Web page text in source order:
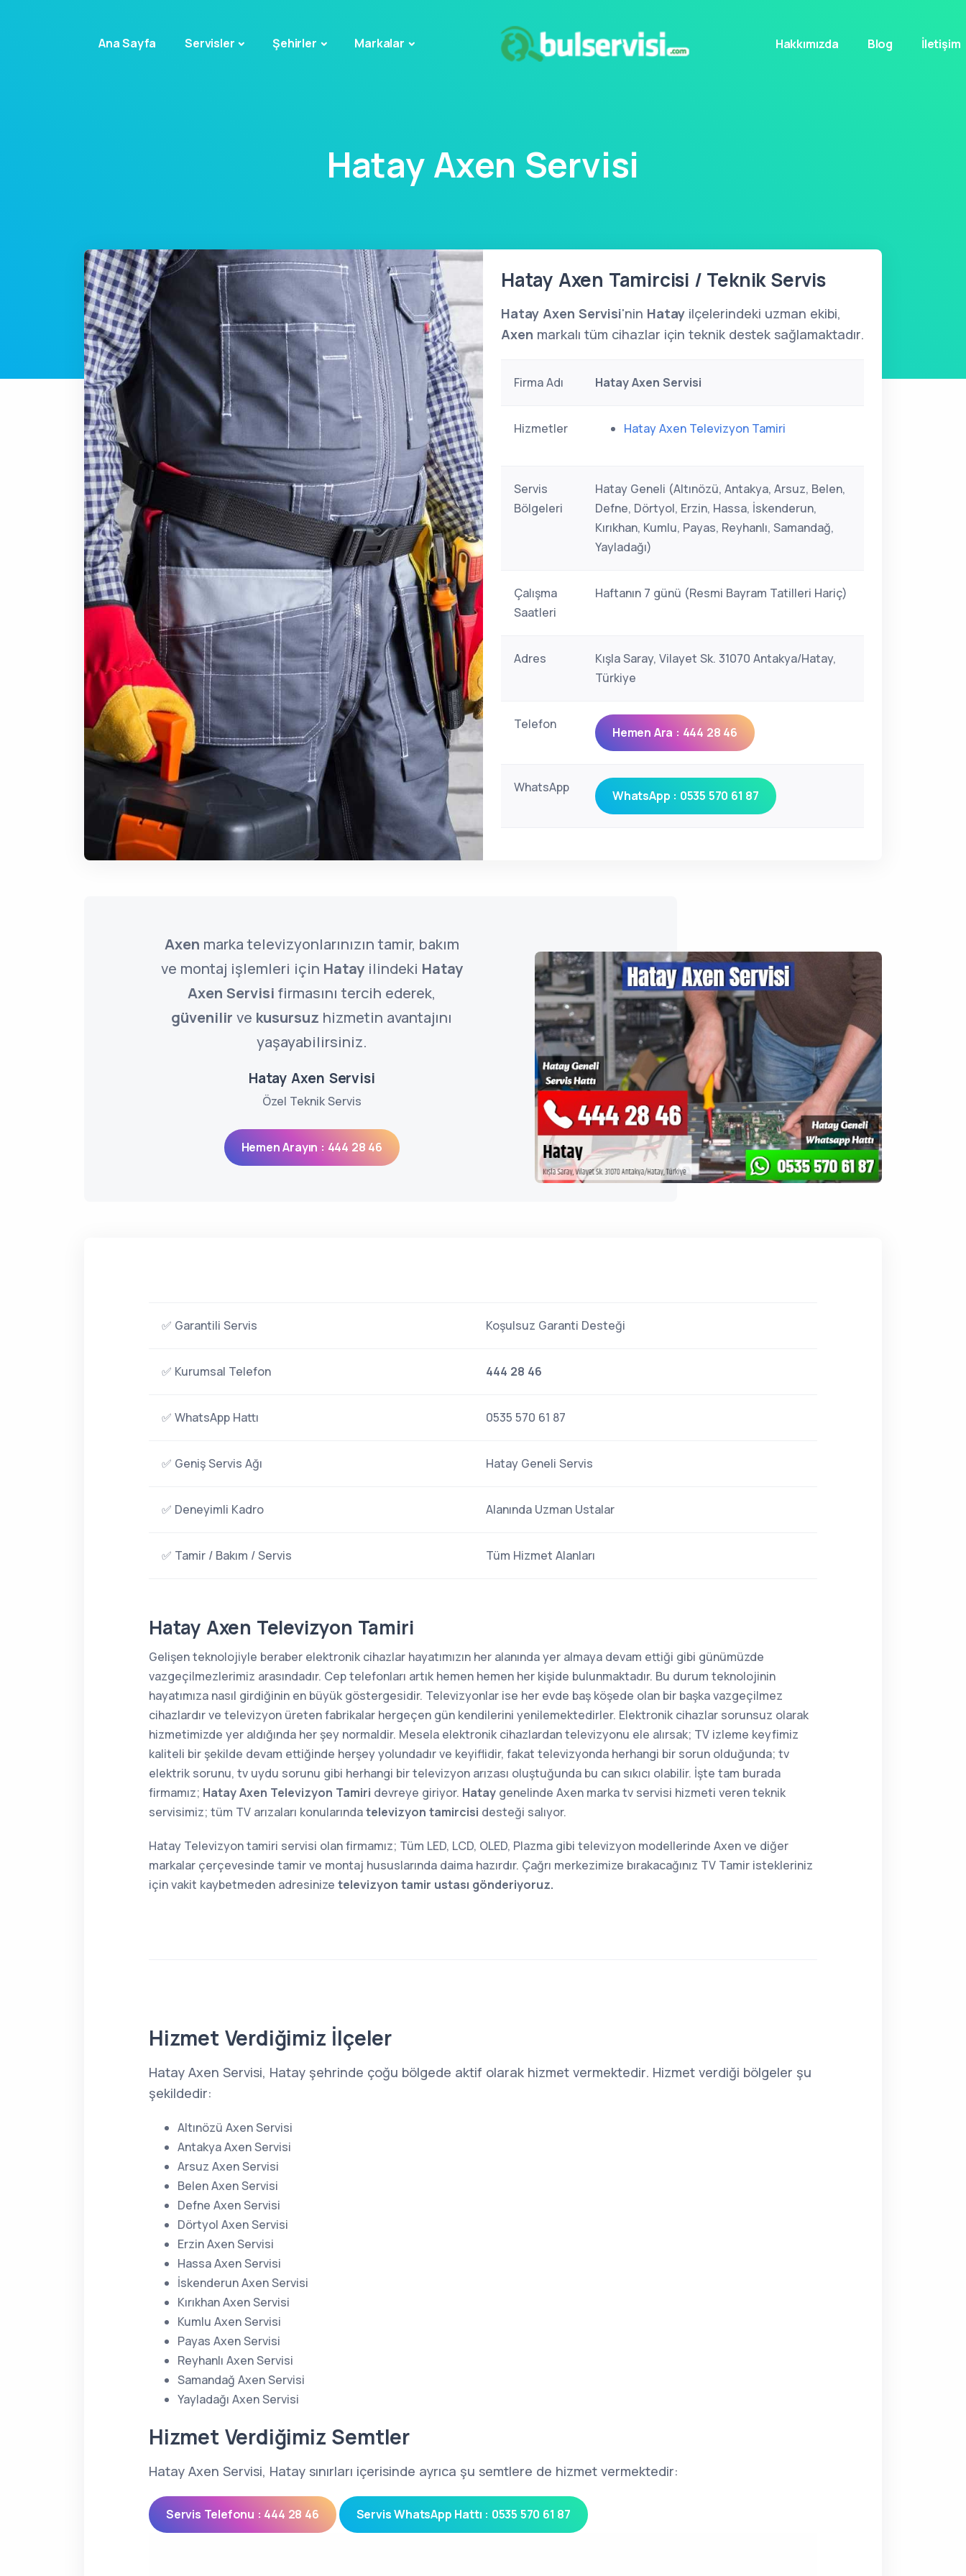
Ana Sayfa Servisler Şehirler Markalar Hakkımızda Blog İletişim
Hatay Axen Servisi
Hatay Axen Tamircisi / Teknik Servis
Hatay Axen Servisi'nin Hatay ilçelerindeki uzman ekibi,
Axen markalı tüm cihazlar için teknik destek sağlamaktadır.
Firma Adı Hatay Axen Servisi
Hizmetler Hatay Axen Televizyon Tamiri
Servis
Bölgeleri
Hatay Geneli (Altınözü, Antakya, Arsuz, Belen,
Defne, Dörtyol, Erzin, Hassa, İskenderun,
Kırıkhan, Kumlu, Payas, Reyhanlı, Samandağ,
Yayladağı)
Çalışma
Saatleri
Haftanın 7 günü (Resmi Bayram Tatilleri Hariç)
Adres
Kışla Saray, Vilayet Sk. 31070 Antakya/Hatay,
Türkiye
Telefon
Hemen Ara : 444 28 46
WhatsApp
WhatsApp : 0535 570 61 87
Axen marka televizyonlarınızın tamir, bakım
ve montaj işlemleri için Hatayilindeki Hatay
Axen Servisi firmasını tercih ederek,
güvenilir ve kusursuz hizmetin avantajını
yaşayabilirsiniz.
Hatay Axen Servisi
Özel Teknik Servis
Hemen Arayın : 444 28 46
✅ Garantili Servis Koşulsuz Garanti Desteği
✅ Kurumsal Telefon 444 28 46
✅ WhatsApp Hattı 0535 570 61 87
✅ Geniş Servis Ağı Hatay Geneli Servis
✅ Deneyimli Kadro Alanında Uzman Ustalar
✅ Tamir / Bakım / Servis Tüm Hizmet Alanları
Hatay Axen Televizyon Tamiri
Gelişen teknolojiyle beraber elektronik cihazlar hayatımızın her alanında yer almaya devam ettiği gibi günümüzde
vazgeçilmezlerimiz arasındadır. Cep telefonları artık hemen hemen her kişide bulunmaktadır. Bu durum teknolojinin
hayatımıza nasıl girdiğinin en büyük göstergesidir. Televizyonlar ise her evde baş köşede olan bir başka vazgeçilmez
cihazlardır ve televizyon üreten fabrikalar hergeçen gün kendilerini yenilemektedirler. Elektronik cihazlar sorunsuz olarak
hizmetimizde yer aldığında her şey normaldir. Mesela elektronik cihazlardan televizyonu ele alırsak; TV izleme keyfimiz
kaliteli bir şekilde devam ettiğinde herşey yolundadır ve keyiflidir, fakat televizyonda herhangi bir sorun olduğunda; tv
elektrik sorunu, tv uydu sorunu gibi herhangi bir televizyon arızası oluştuğunda bu can sıkıcı olabilir. İşte tam burada
firmamız; Hatay Axen Televizyon Tamiri devreye giriyor. Hatay genelinde Axen marka tv servisi hizmeti veren teknik
servisimiz; tüm TV arızaları konularındatelevizyon tamircisi desteği salıyor.
Hatay Televizyon tamiri servisi olan firmamız; Tüm LED, LCD, OLED, Plazma gibi televizyon modellerinde Axen ve diğer
markalar çerçevesinde tamir ve montaj hususlarında daima hazırdır. Çağrı merkezimize bırakacağınız TV Tamir istekleriniz
için vakit kaybetmeden adresinize televizyon tamir ustası gönderiyoruz.
Hizmet Verdiğimiz İlçeler
Hatay Axen Servisi, Hatay şehrinde çoğu bölgede aktif olarak hizmet vermektedir. Hizmet verdiği bölgeler şu
şekildedir:
Altınözü Axen Servisi
Antakya Axen Servisi
Arsuz Axen Servisi
Belen Axen Servisi
Defne Axen Servisi
Dörtyol Axen Servisi
Erzin Axen Servisi
Hassa Axen Servisi
İskenderun Axen Servisi
Kırıkhan Axen Servisi
Kumlu Axen Servisi
Payas Axen Servisi
Reyhanlı Axen Servisi
Samandağ Axen Servisi
Yayladağı Axen Servisi
Hizmet Verdiğimiz Semtler
Hatay Axen Servisi, Hatay sınırları içerisinde ayrıca şu semtlere de hizmet vermektedir:
Servis Telefonu : 444 28 46 Servis WhatsApp Hattı : 0535 570 61 87